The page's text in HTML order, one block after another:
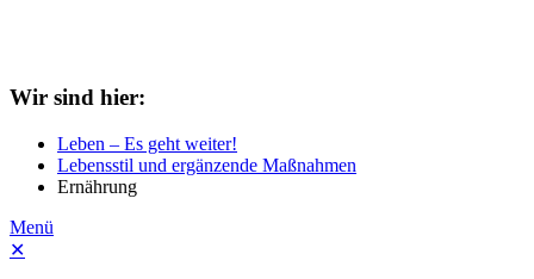
Wir sind hier:
Leben – Es geht weiter!
Lebensstil und ergänzende Maßnahmen
Ernährung
Menü
✕